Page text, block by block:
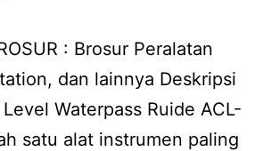
: Brosur Peralatan
dan lainnya Deskripsi
Waterpass Ruide ACL-
satu alat instrumen paling